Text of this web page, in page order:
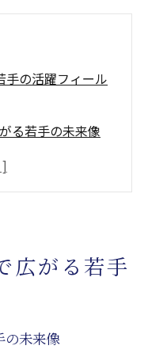
手の活躍フィール
る若手の未来像
するための条件
れる理由を徹底
広がる若手
の未来像